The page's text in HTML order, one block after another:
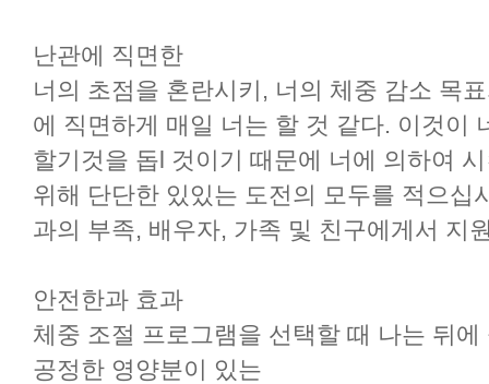
난관에 직면한
너의 초점을 혼란시키, 너의 체중 감소 목
에 직면하게 매일 너는 할 것 같다. 이것이
할기것을 돕l 것이기 때문에 너에 의하여
위해 단단한 있있는 도전의 모두를 적으십
과의 부족, 배우자, 가족 및 친구에게서 지
안전한과 효과
체중 조절 프로그램을 선택할 때 나는 뒤
공정한 영양분이 있는